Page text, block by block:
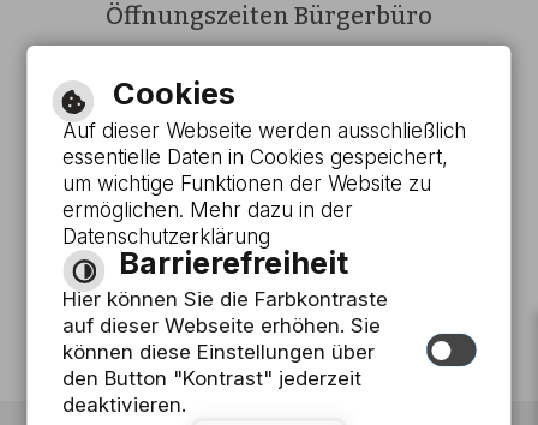
Öffnungszeiten Bürgerbüro
Donnerstag
Freitag
08:00-12:00 Uhr
Barrierefreie Ansicht
Leichte Sprache
Gebärdensprache
Cookies
Auf dieser Webseite werden ausschließlich
essentielle Daten in Cookies gespeichert,
um wichtige Funktionen der Website zu
ermöglichen. Mehr dazu in der
Datenschutzerklärung
Barrierefreiheit
Hier können Sie die Farbkontraste
auf dieser Webseite erhöhen. Sie
können diese Einstellungen über
den Button "Kontrast" jederzeit
deaktivieren.